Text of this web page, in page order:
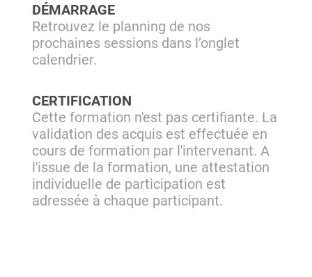
DÉMARRAGE
Retrouvez le planning de nos
prochaines sessions dans l’onglet
calendrier.
CERTIFICATION
Cette formation n'est pas certifiante. La
validation des acquis est effectuée en
cours de formation par l'intervenant. A
l'issue de la formation, une attestation
individuelle de participation est
adressée à chaque participant.